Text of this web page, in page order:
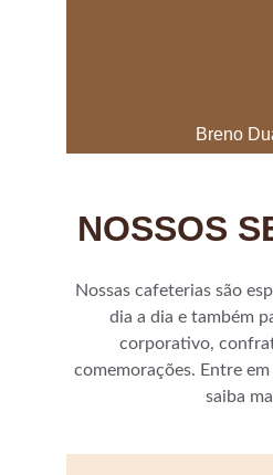
Breno
NOSSOS
Nossas cafeterias são
dia a dia e também
corporativo,
comemorações. Entre
saiba